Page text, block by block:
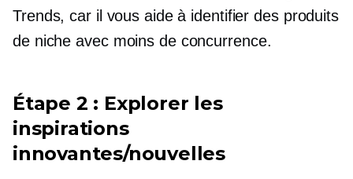
Trends, car il vous aide à identifier des produits
de niche avec moins de concurrence.
Étape 2 : Explorer les
inspirations
innovantes/nouvelles